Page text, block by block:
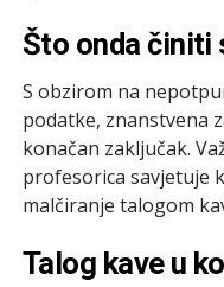
Što onda činiti
S obzirom na
podatke, znanstvena
konačan zaključak.
profesorica savjetuje
malčiranje talogom
Talog kave u